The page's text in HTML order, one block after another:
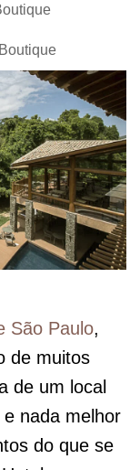
São Paulo,
de muitos
de um local
nada melhor
do que se